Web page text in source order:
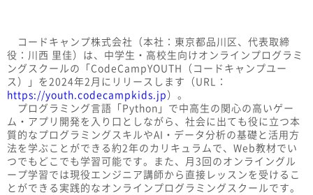
コードキャンプ株式会社（本社：東京都品川区、代表取締
役：川西 里佳）は、中学生・高校生向けオンラインプログラミ
ングスクールの「CodeCampYOUTH（コードキャンプユー
ス）」を2024年2月にリリースします（URL：
https://youth.codecampkids.jp）。
プログラミング言語「Python」で中高生の関心の高いゲー
ム・アプリ開発を入り口としながら、社会に出ても役に立つ本
質的なプログラミングスキルやAI・データ分析の基礎と活用方
法を学ぶことができる約2年のカリキュラムで、Web教材でい
つでもどこでも学習可能です。また、月3回のオンライングル
ープ学習では現役エンジニア講師から直接レッスンを受けるこ
とができる実践的なオンラインプログラミングスクールです。